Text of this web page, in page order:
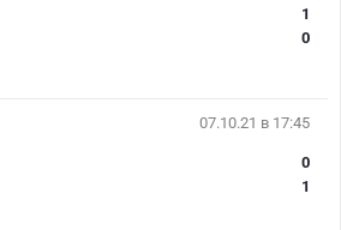
1
0
07.10.21 в 17:45
0
1